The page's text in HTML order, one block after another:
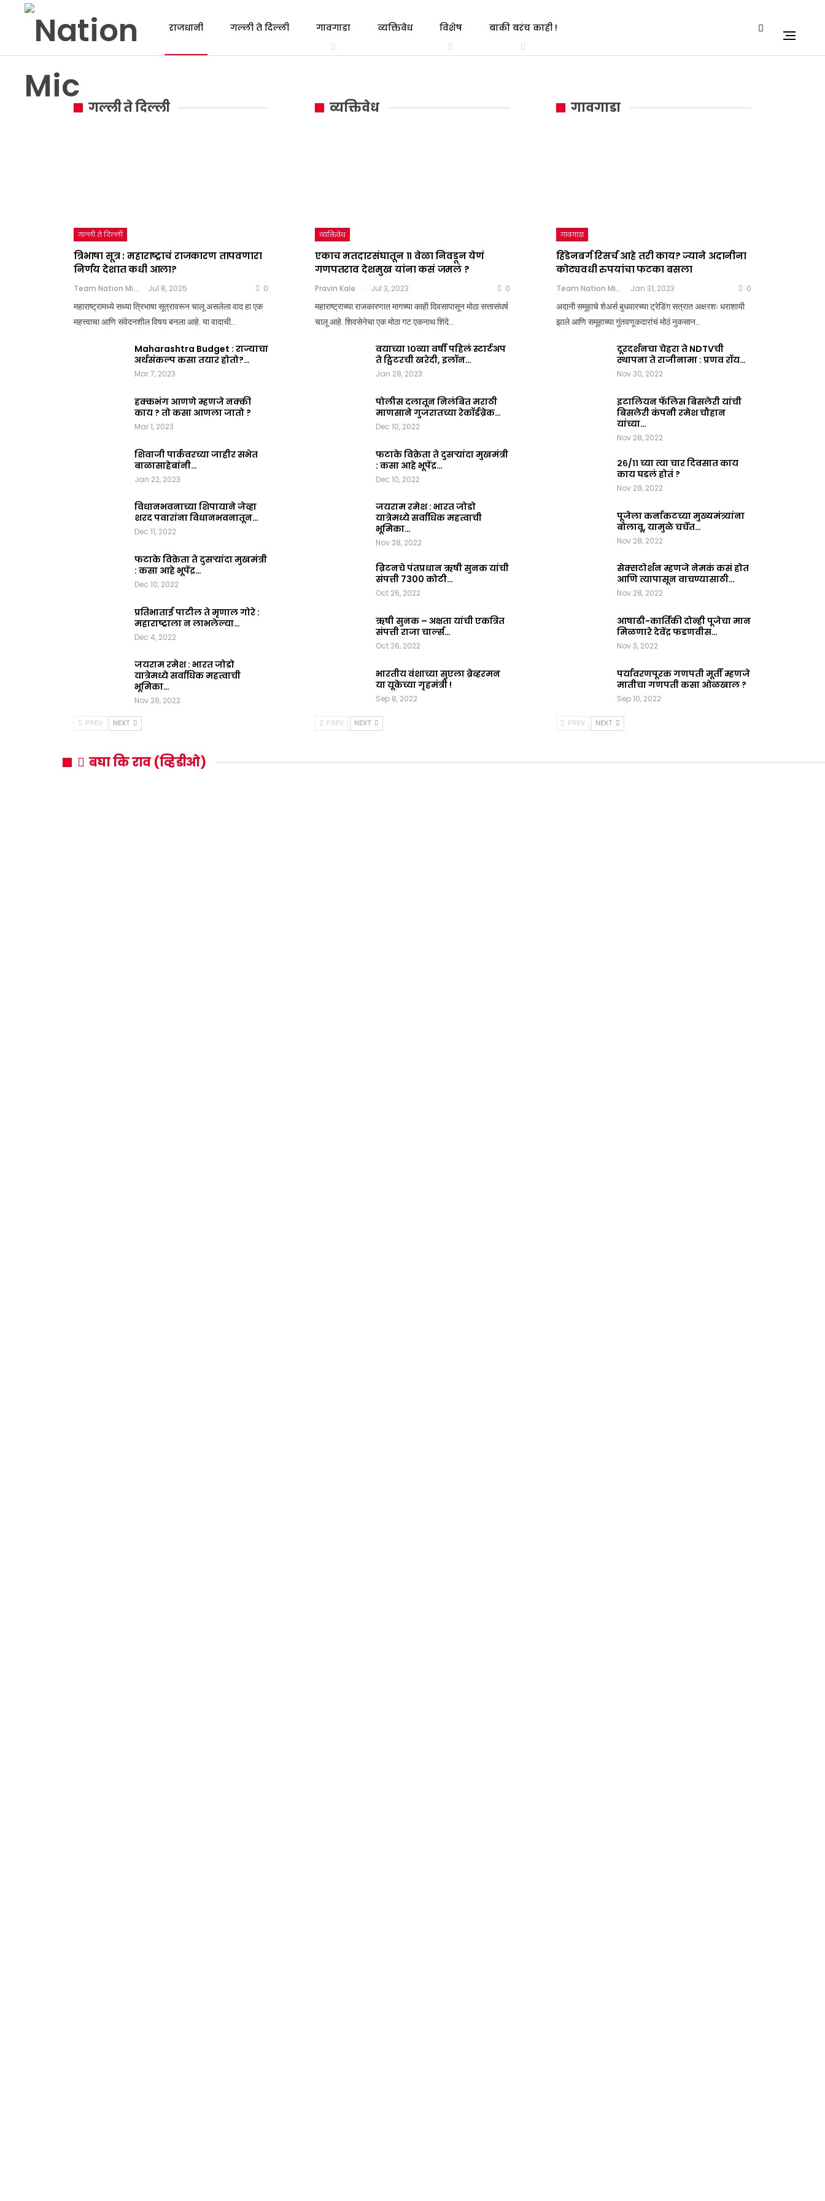
राजधानी गल्ली ते दिल्ली गावगाडा व्यक्तिवेध विशेष बाकी बरंच काही !
कधी
आला?
Jul
8,
0
यांना
कसं
जमलं
?
Pravin Kale
Jul
गल्ली ते दिल्ली
गल्ली ते दिल्ली
त्रिभाषा सूत्र : महाराष्ट्राचं राजकारण तापवणारा
निर्णय देशात कधी आला?
Team Nation Mic Jul 8, 2025 0
महाराष्ट्रामध्ये सध्या त्रिभाषा सूत्रावरून चालू असलेला वाद हा एक
महत्त्वाचा आणि संवेदनशील विषय बनला आहे. या वादाची…
Maharashtra Budget : राज्याचा
अर्थसंकल्प कसा तयार होतो?…
Mar 7, 2023
हक्कभंग आणणे म्हणजे नक्की
काय ? तो कसा आणला जातो ?
Mar 1, 2023
शिवाजी पार्कवरच्या जाहीर सभेत
बाळासाहेबांनी…
Jan 22, 2023
विधानभवनाच्या शिपायाने जेव्हा
शरद पवारांना विधानभवनातून…
Dec 11, 2022
फटाके विक्रेता ते दुसऱ्यांदा मुखमंत्री
: कसा आहे भूपेंद्र…
Dec 10, 2022
प्रतिभाताई पाटील ते मृणाल गोरे :
महाराष्ट्राला न लाभलेल्या…
Dec 4, 2022
जयराम रमेश : भारत जोडो
यात्रेमध्ये सर्वाधिक महत्वाची
भूमिका…
Nov 28, 2022
PREV NEXT
व्यक्तिवेध
व्यक्तिवेध
एकाच मतदारसंघातून ११ वेळा निवडून येणं
गणपतराव देशमुख यांना कसं जमलं ?
Pravin Kale Jul 3, 2023 0
महाराष्ट्राच्या राजकारणात मागच्या काही दिवसापासून मोठा सत्तासंघर्ष
चालू आहे. शिवसेनेचा एक मोठा गट एकनाथ शिंदे…
वयाच्या १०व्या वर्षी पहिलं स्टार्टअप
ते ट्विटरची खरेदी, इलॉन…
Jan 28, 2023
पोलीस दलातून निलंबित मराठी
माणसाने गुजरातच्या रेकॉर्डब्रेक…
Dec 10, 2022
फटाके विक्रेता ते दुसऱ्यांदा मुखमंत्री
: कसा आहे भूपेंद्र…
Dec 10, 2022
जयराम रमेश : भारत जोडो
यात्रेमध्ये सर्वाधिक महत्वाची
भूमिका…
Nov 28, 2022
ब्रिटनचे पंतप्रधान ऋषी सुनक यांची
संपत्ती 7300 कोटी…
Oct 26, 2022
ऋषी सुनक – अक्षता यांची एकत्रित
संपत्ती राजा चार्ल्स…
Oct 26, 2022
भारतीय वंशाच्या सुएला ब्रेव्हरमन
या यूकेच्या गृहमंत्री !
Sep 8, 2022
PREV NEXT
गावगाडा
गावगाडा
हिंडेनबर्ग रिसर्च आहे तरी काय? ज्याने अदानीना
कोट्यवधी रुपयांचा फटका बसला
Team Nation Mic Jan 31, 2023 0
अदानी समूहाचे शेअर्स बुधवारच्या ट्रेडिंग सत्रात अक्षरशः धराशायी
झाले आणि समूहाच्या गुंतवणूकदारांचं मोठं नुकसान…
दूरदर्शनचा चेहरा ते NDTVची
स्थापना ते राजीनामा : प्रणव रॉय…
Nov 30, 2022
इटालियन फॅलिस बिसलेरी यांची
बिसलेरी कंपनी रमेश चौहान
यांच्या…
Nov 28, 2022
२६/११ च्या त्या चार दिवसात काय
काय घडलं होतं ?
Nov 28, 2022
पूजेला कर्नाकटच्या मुख्यमंत्र्यांना
बोलावू, यामुळे चर्चेत…
Nov 28, 2022
सेक्सटोर्शन म्हणजे नेमकं कसं होत
आणि त्यापासून वाचण्यासाठी…
Nov 28, 2022
आषाढी-कार्तिकी दोन्ही पूजेचा मान
मिळणारे देवेंद्र फडणवीस…
Nov 3, 2022
पर्यावरणपूरक गणपती मूर्ती म्हणजे
मातीचा गणपती कसा ओळखाल ?
Sep 10, 2022
PREV NEXT
बघा कि राव (व्हिडीओ)